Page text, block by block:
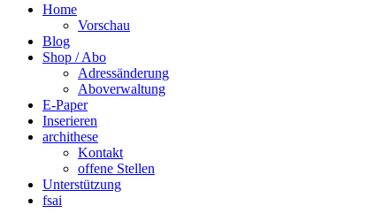
Home
Vorschau
Blog
Shop / Abo
Adressänderung
Aboverwaltung
E-Paper
Inserieren
archithese
Kontakt
offene Stellen
Unterstützung
fsai